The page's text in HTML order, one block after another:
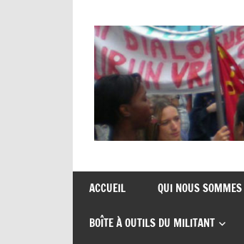
content
CGT
insertion
probation
de
syndicats
insertion
ACCUEIL QUI NOUS SOMMES
BOÎTE À OUTILS DU MILITANT